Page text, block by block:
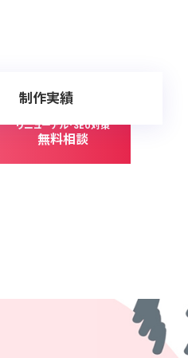
リニューアル･SEO対策
無料相談
制作実績